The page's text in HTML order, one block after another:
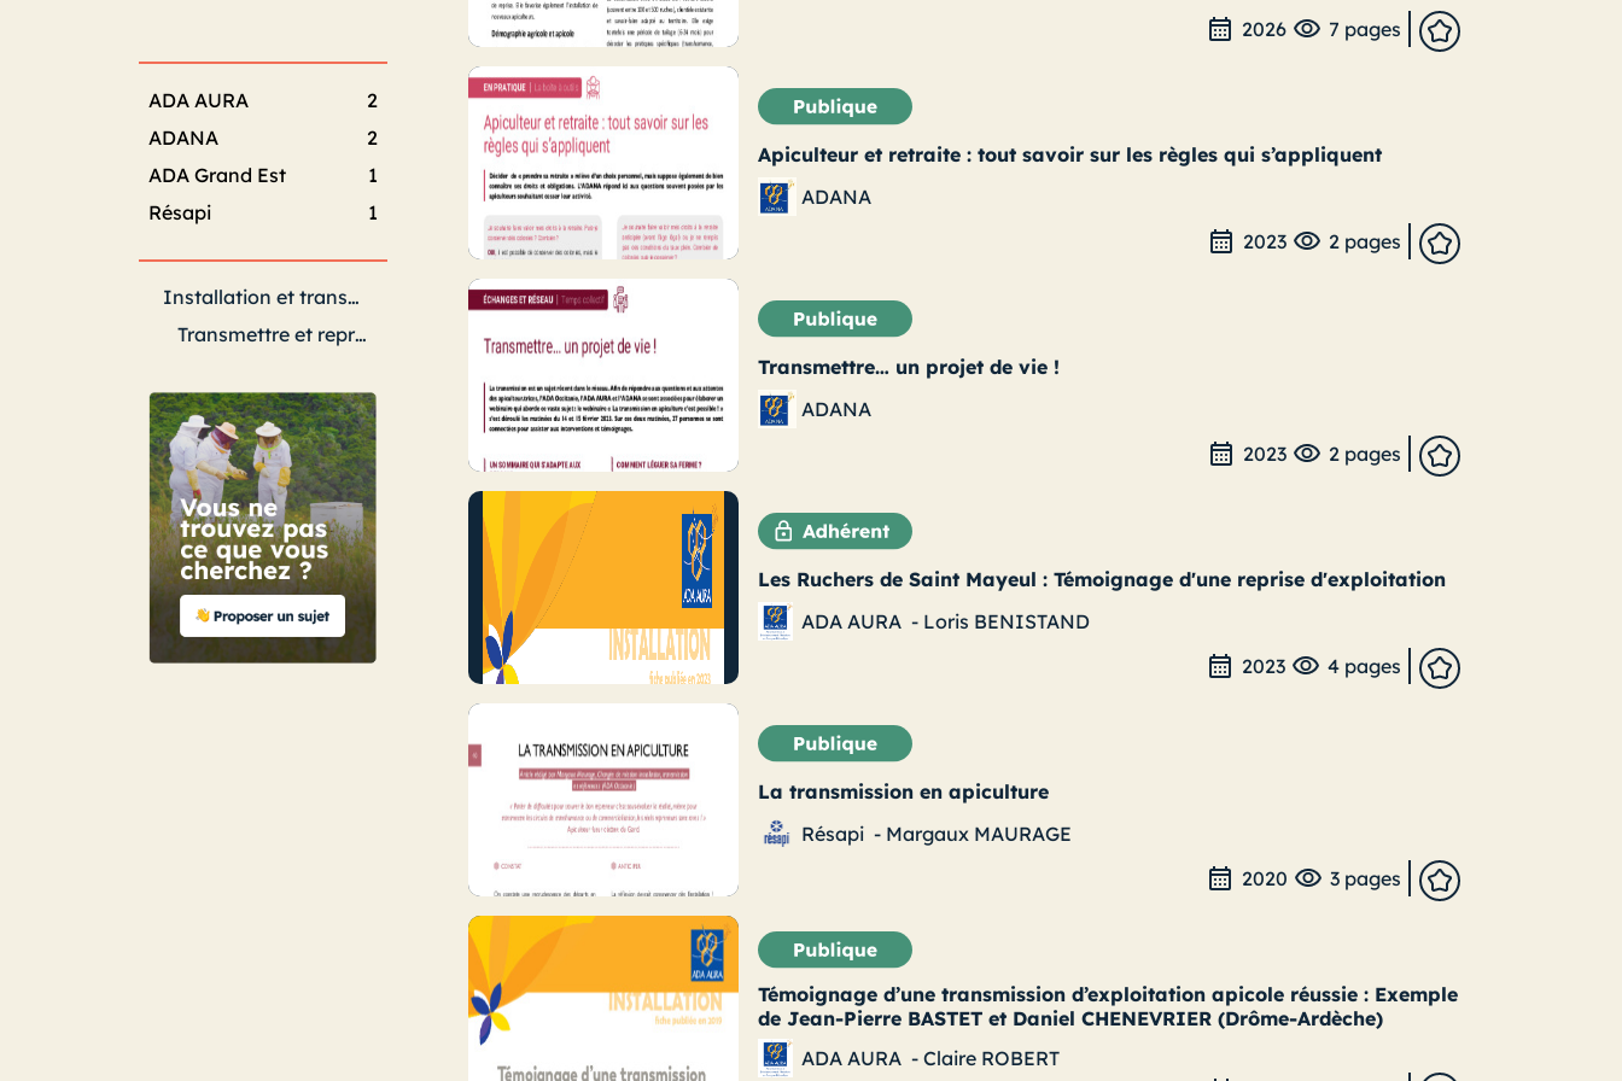
ADA AURA
2
ADANA
2
ADA Grand Est
1
Résapi
1
Installation et transmission
Transmettre et reprendre une exploitation
2026
7 pages
Apiculteur et retraite : tout savoir sur les règles qui s’appliquent
ADANA
2023
2 pages
Transmettre… un projet de vie !
ADANA
2023
2 pages
Les Ruchers de Saint Mayeul : Témoignage d'une reprise d'exploitation
ADA AURA - Loris BENISTAND
2023
4 pages
La transmission en apiculture
Résapi - Margaux MAURAGE
2020
3 pages
Témoignage d’une transmission d’exploitation apicole réussie : Exemple
de Jean-Pierre BASTET et Daniel CHENEVRIER (Drôme-Ardèche)
ADA AURA - Claire ROBERT